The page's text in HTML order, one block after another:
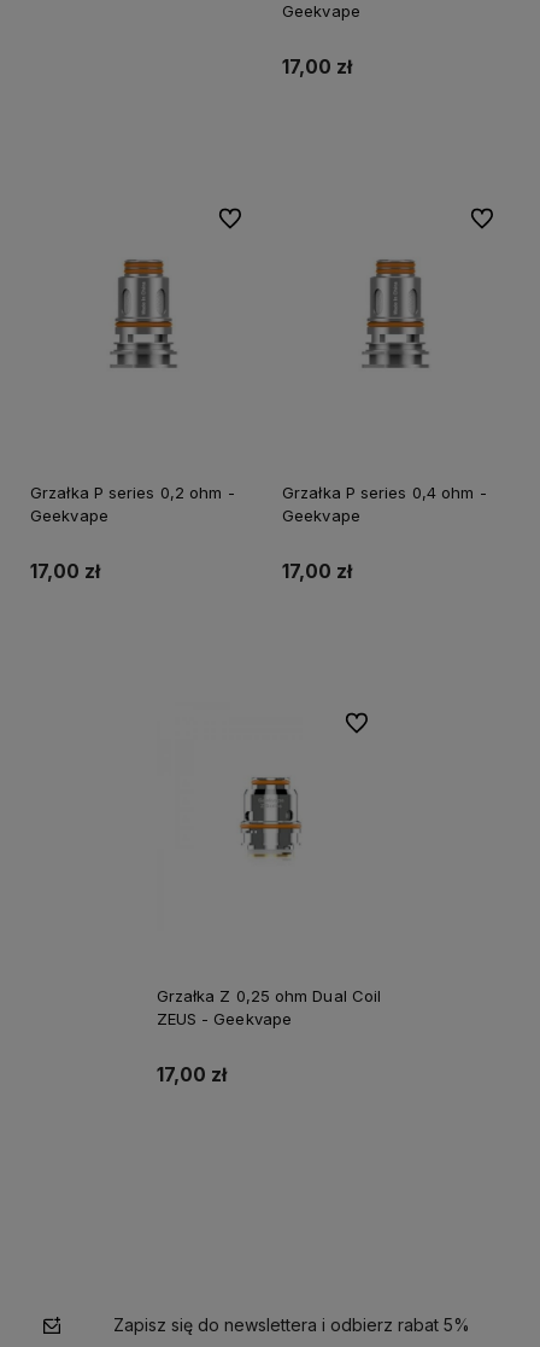
Geekvape
17,00 zł
Grzałka P series 0,2 ohm -
Geekvape
17,00 zł
Do ulubionych
Grzałka P series 0,4 ohm -
Geekvape
17,00 zł
Do
Grzałka Z 0,25 ohm Dual Coil
ZEUS - Geekvape
17,00 zł
Do ulubionych
Zapisz się do newslettera i odbierz rabat 5%